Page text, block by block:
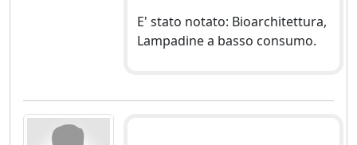
E' stato notato: Bioarchitettura,
Lampadine a basso consumo.